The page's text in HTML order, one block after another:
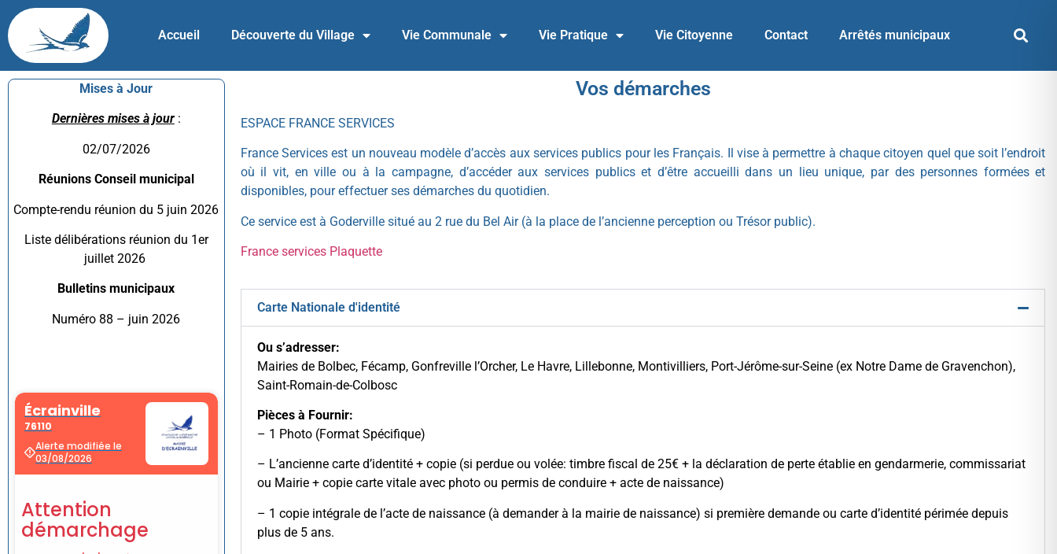
Accueil Découverte du Village Vie Communale Vie Pratique Vie Citoyenne Contact Arrêtés municipaux
Mises à Jour
Dernières mises à jour:
02/07/2026
Réunions Conseil municipal
Compte-rendu réunion du 5 juin 2026
Liste délibérations réunion du 1er
juillet 2026
Bulletins municipaux
Numéro 88 – juin 2026
Vos démarches
ESPACE FRANCE SERVICES
France Services est un nouveau modèle d’accès aux services publics pour les Français. Il vise à permettre à chaque citoyen quel que soit l’endroit
où il vit, en ville ou à la campagne, d’accéder aux services publics et d’être accueilli dans un lieu unique, par des personnes formées et
disponibles, pour effectuer ses démarches du quotidien.
Ce service est à Goderville situé au 2 rue du Bel Air (à la place de l’ancienne perception ou Trésor public).
France services Plaquette
Carte Nationale d'identité
Ou s’adresser:
Mairies de Bolbec, Fécamp, Gonfreville l’Orcher, Le Havre, Lillebonne, Montivilliers, Port-Jérôme-sur-Seine (ex Notre Dame de Gravenchon),
Saint-Romain-de-Colbosc
Pièces à Fournir:
– 1 Photo (Format Spécifique)
– L’ancienne carte d’identité + copie (si perdue ou volée: timbre fiscal de 25€ + la déclaration de perte établie en gendarmerie, commissariat
ou Mairie + copie carte vitale avec photo ou permis de conduire + acte de naissance)
– 1 copie intégrale de l’acte de naissance (à demander à la mairie de naissance) si première demande ou carte d’identité périmée depuis
plus de 5 ans.